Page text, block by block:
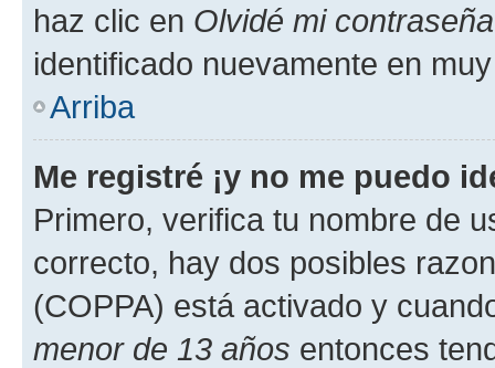
haz clic en Olvidé mi contraseña
identificado nuevamente en
Arriba
Me registré ¡y no me puedo
Primero, verifica tu nombre de
correcto, hay dos posibles
(COPPA) está activado y
menor de 13 años entonces